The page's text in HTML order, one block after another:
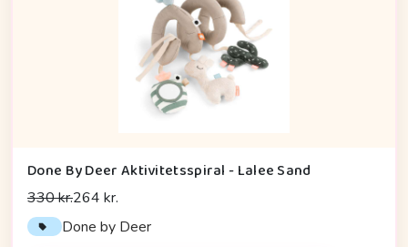
Done By Deer Aktivitetsspiral - Lalee Sand
330 kr.264 kr.
Done by Deer